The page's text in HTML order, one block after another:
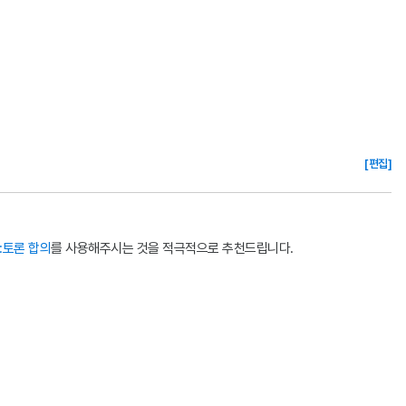
[편집]
론 합의를 사용해주시는 것을 적극적으로 추천드립니다.